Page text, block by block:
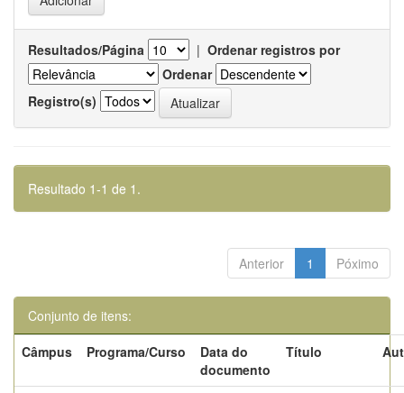
Resultados/Página | Ordenar registros por
Ordenar
Registro(s)
Resultado 1-1 de 1.
Anterior 1 Póximo
Conjunto de itens:
Câmpus
Programa/Curso
Data do
documento
Título